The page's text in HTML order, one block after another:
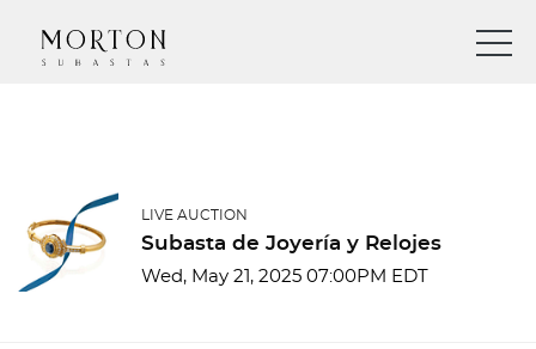
LIVE AUCTION
Subasta de Joyería y Relojes
Wed, May 21, 2025 07:00PM EDT